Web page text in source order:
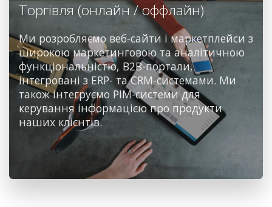
Торгівля (онлайн / оффлайн)
Ми розробляємо веб-сайти і маркетплейси з
широкою маркетинговою та аналітичною
функціональністю, B2B-портали,
інтегровані з ERP- та CRM-системами. Ми
також інтегруємо PIM-системи для
керування інформацією про продукти
наших клієнтів.